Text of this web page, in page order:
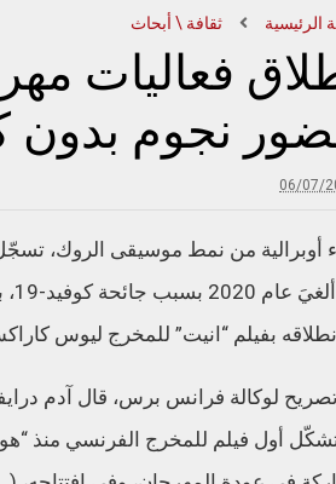
الرئيسية ثقافة \ أبحاث
فعاليات
نجوم بدون
06/07/
أوبرالية من نمط موسيقى الروك، تسجّل
بفيلم “انيت” للمخرج ليوس
لوكالة فرانس برس، قال آدم درايفر
تشكّل أول فيلم للمخرج الفرنسي منذ